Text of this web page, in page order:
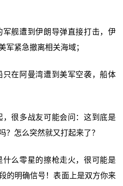
军舰遭到伊朗导弹直接打击，伊
军紧急撤离相关海域；
只在阿曼湾遭到美军空袭，船体
很多战友可能会问：这到底是
？怎么突然就又打起来了？
么零星的擦枪走火，很可能是
的明确信号！表面上是双方你来